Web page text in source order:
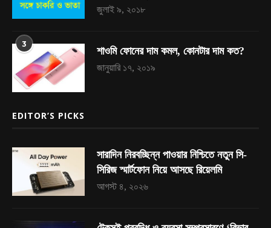
জুলাই ৯, ২০১৮
3
শাওমি ফোনের দাম কমল, কোনটার দাম কত?
জানুয়ারি ১৭, ২০১৯
EDITOR’S PICKS
সারাদিন নিরবচ্ছিন্ন পাওয়ার নিশ্চিতে নতুন সি-
সিরিজ স্মার্টফোন নিয়ে আসছে রিয়েলমি
আগস্ট ৪, ২০২৬